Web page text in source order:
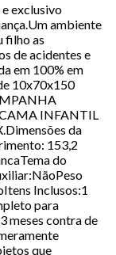
exclusivo
ambiente
filho as
de acidentes e
em 100% em
10x70x150
INFANTIL
da
153,2
do
Inclusos:1
para
meses contra de
que